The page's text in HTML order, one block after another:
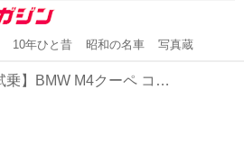
10年ひと昔 昭和の名車 写真蔵
【試乗】BMW M4クーペ コンペティションのエンジンは、レッドゾーンの7200rpmまで頭打ち感一切なし